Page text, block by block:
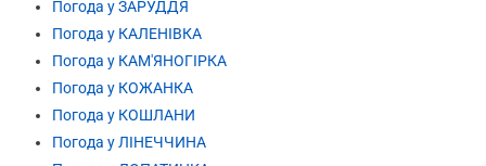
Погода у ЗАРУДДЯ
Погода у КАЛЕНІВКА
Погода у КАМ'ЯНОГІРКА
Погода у КОЖАНКА
Погода у КОШЛАНИ
Погода у ЛІНЕЧЧИНА